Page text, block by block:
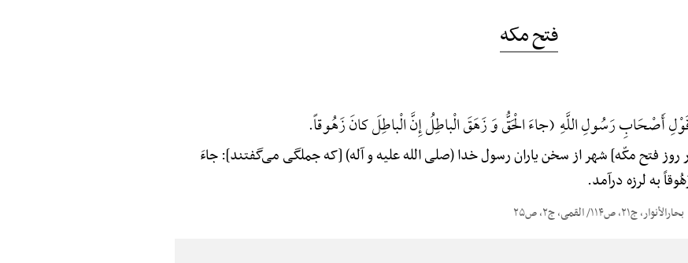
فتح مکه
أَصْحَابِ رَسُولِ اللَّهِ (جاءَ الْحَقُّ وَ زَهَقَ الْباطِلُ إِنَّ الْباطِلَ کانَ زَهُوقاً.
روز فتح مکّه] شهر از سخن یاران رسول خدا (صلی الله علیه و آله) [که جملگی می‌گفتند]: جاءَ
به لرزه درآمد.
بحارالأنوار، ج۲۱، ص۱۱۴/ القمی، ج۲، ص۲۵